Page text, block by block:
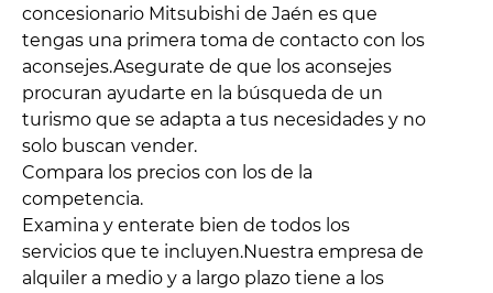
concesionario Mitsubishi de Jaén es que
tengas una primera toma de contacto con los
aconsejes.Asegurate de que los aconsejes
procuran ayudarte en la búsqueda de un
turismo que se adapta a tus necesidades y no
solo buscan vender.
Compara los precios con los de la
competencia.
Examina y enterate bien de todos los
servicios que te incluyen.Nuestra empresa de
alquiler a medio y a largo plazo tiene a los